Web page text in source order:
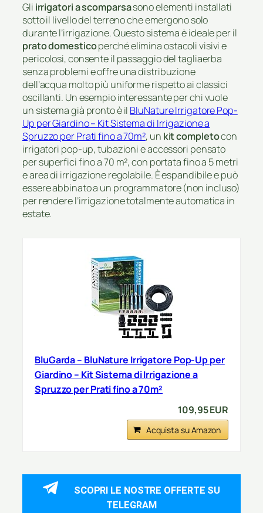
Gli irrigatori a scomparsasono elementi installati
sotto il livello del terreno che emergono solo
durante l’irrigazione. Questo sistema è ideale per il
prato domesticoperché elimina ostacoli visivi e
pericolosi, consente il passaggio del tagliaerba
senza problemi e offre una distribuzione
dell’acqua molto più uniforme rispetto ai classici
oscillanti. Un esempio interessante per chi vuole
un sistema già pronto è il BluNature Irrigatore Pop-
Up per Giardino – Kit Sistema di Irrigazione a
Spruzzo per Prati fino a 70m², un kit completocon
irrigatori pop-up, tubazioni e accessori pensato
per superfici fino a 70 m², con portata fino a 5 metri
e area di irrigazione regolabile. È espandibile e può
essere abbinato a un programmatore (non incluso)
per rendere l’irrigazione totalmente automatica in
estate.
BluGarda – BluNature Irrigatore Pop-Up per
Giardino – Kit Sistema di Irrigazione a
Spruzzo per Prati fino a 70m²
109,95 EUR
Acquista su Amazon
SCOPRI LE NOSTRE OFFERTE SU
TELEGRAM